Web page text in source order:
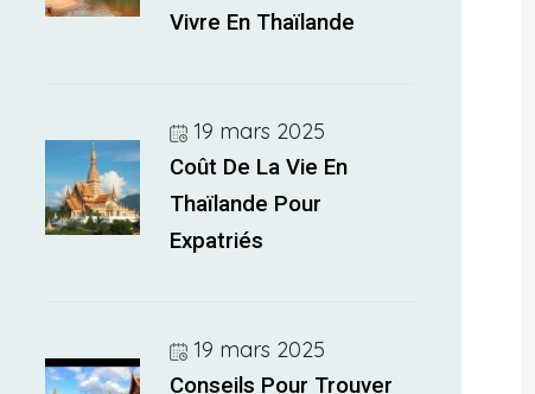
Vivre En Thaïlande
19 mars 2025
Coût De La Vie En
Thaïlande Pour
Expatriés
19 mars 2025
Conseils Pour Trouver